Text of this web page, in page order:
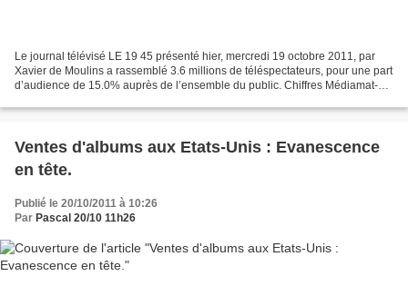
Le journal télévisé LE 19 45 présenté hier, mercredi 19 octobre 2011, par
Xavier de Moulins a rassemblé 3.6 millions de téléspectateurs, pour une part
d’audience de 15.0% auprès de l’ensemble du public. Chiffres Médiamat-
Ventes d'albums aux Etats-Unis : Evanescence
en tête.
Publié le 20/10/2011 à 10:26
Par Pascal 20/10 11h26